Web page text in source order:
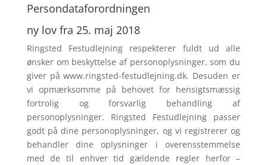
Persondata­forordningen
ny lov fra 25. maj 2018
Ringsted Festudlejning respek­terer fuldt ud alle
ønsker om beskyttelse af personoplysninger, som du
giver på www.ringsted-festudlejning.dk. Desuden er
vi opmærksomme på behovet for hensigtsmæssig
fortrolig og forsvarlig behandling af
personoplysninger. Ringsted Festudlejning passer
godt på dine personoplysninger, og vi registrerer og
behandler dine oplysninger i overensstemmelse
med de til enhver tid gældende regler herfor –